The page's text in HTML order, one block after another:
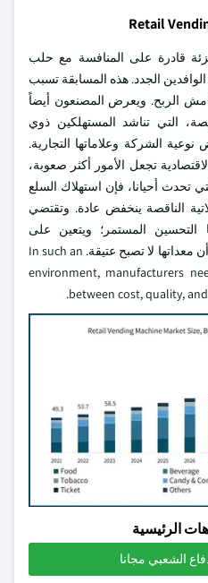
Retail
قادرة على المنافسة مع حلب
الجدد. هذه المسابقة تسبب
الربح. ويعرض المصنعون أيضاً
التي تناشد المستهلكين ذوي
الشركة وعلاماتها التجارية.
تجعل الأمور أكثر صعوبة،
تحدث أحيانا، فإن استهلاك السلع
الناقصة ينخفض عادة. وتقتضي
التحسين المستمر؛ ويتعين على
المؤسسات التجارية أن تتأكد من أن معداتها لا تصبح عتيقة. In such an
environment, manufacturers
between cost, quality,
الرئيسية
الشعبي مجانا